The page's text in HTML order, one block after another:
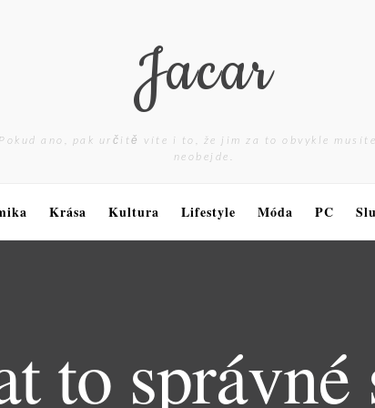
Jacar
ano, pak určitě víte i to, že jim za to obvykle
neobejde.
Krása Kultura Lifestyle Móda PC
to správné